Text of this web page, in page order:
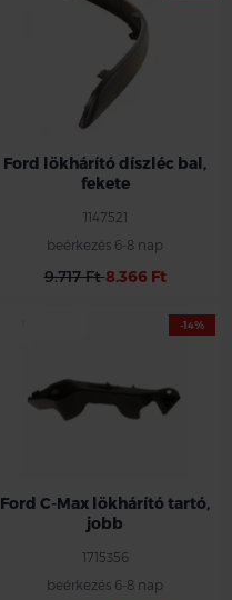
Ford lökhárító díszléc bal,
fekete
1147521
beérkezés 6-8 nap
9.717 Ft8.366 Ft
-14%
Ford C-Max lökhárító tartó,
jobb
1715356
beérkezés 6-8 nap